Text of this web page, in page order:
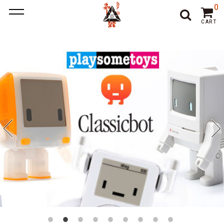
ポーカー アプリ おすすめ
ポー
カーアプリ おすすめ
オンラインポーカー
CART
0